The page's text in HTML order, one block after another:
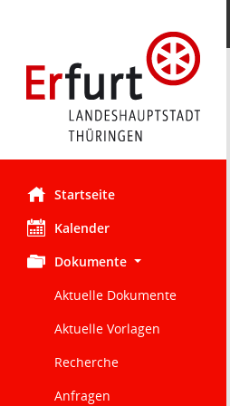
Startseite
Kalender
Dokumente
Aktuelle Dokumente
Aktuelle Vorlagen
Recherche
Anfragen